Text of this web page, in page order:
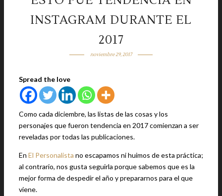
INSTAGRAM DURANTE EL
2017
noviembre 29, 2017
Spread the love
Como cada diciembre, las listas de las cosas y los
personajes que fueron tendencia en 2017 comienzan a ser
reveladas por todas las publicaciones.
En El Personalista no escapamos ni huimos de esta práctica;
al contrario, nos gusta seguirla porque sabemos que es la
mejor forma de despedir el año y prepararnos para el que
viene.